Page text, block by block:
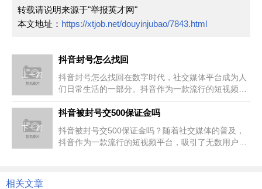
转载请说明来源于"举报英才网"
本文地址： https://xtjob.net/douyinjubao/7843.html
上一篇
抖音封号怎么找回
抖音封号怎么找回在数字时代，社交媒体平台成为人
们日常生活的一部分。抖音作为一款流行的短视频分
下一篇
抖音被封号交500保证金吗
抖音被封号交500保证金吗？随着社交媒体的普及，
抖音作为一款流行的短视频平台，吸引了无数用户的
相关文章